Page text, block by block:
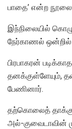
பாதை’ என்ற நூலை
இந்நிலையில்
நேர்காணல் ஒன்றில்
பிரபாகரன்
தனக்குள்ளேயும்,
பேணினார்.
தற்கொலைத்
அல்-குவைடாவின்